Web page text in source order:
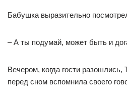
Бабушка выразительно
– А ты подумай, может быть и
Вечером, когда гости разошлись,
перед сном вспомнила своего